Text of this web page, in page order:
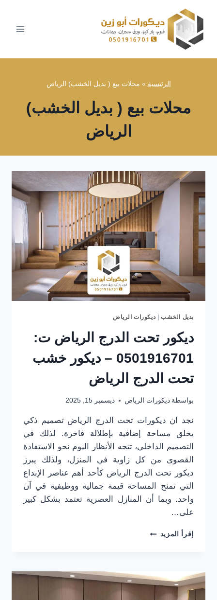
المحتوى
الرئيسية » محلات بيع ( بديل الخشب) الرياض
محلات بيع ( بديل الخشب)
الرياض
بديل الخشب| ديكورات الرياض
ديكور تحت الدرج الرياض ت:
0501916701 – ديكور خشب
تحت الدرج الرياض
بواسطة ديكورات الرياض ديسمبر 15, 2025
نجد ان ديكورات تحت الدرج الرياض تصميم ذكي
يخلق مساحة إضافية بإطلالة فاخرة. لذلك في
التصميم الداخلي، تتجه الأنظار اليوم نحو الاستفادة
القصوى من كل زاوية في المنزل، ولذلك يبرز
ديكور تحت الدرج الرياض كأحد أهم عناصر الإبداع
التي تمنح المساحة قيمة جمالية ووظيفية في آن
واحد. وبما أن المنازل العصرية تعتمد بشكل كبير
على…
إقرأ المزيد ديكور
0501916701